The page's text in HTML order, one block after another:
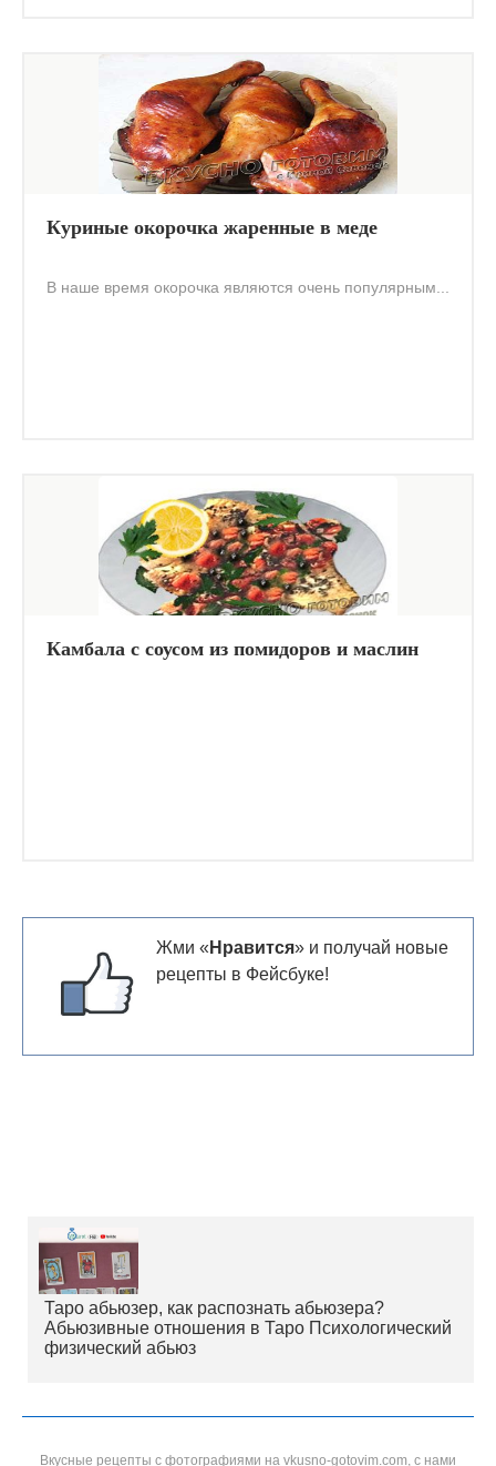
Куриные окорочка жаренные в меде
В наше время окорочка являются очень популярным...
Камбала с соусом из помидоров и маслин
Жми « Нравится» и получай новые
рецепты в Фейсбуке!
Таро абьюзер, как распознать абьюзера?
Абьюзивные отношения в Таро Психологический
физический абьюз
Вкусные рецепты с фотографиями на vkusno-gotovim.com, с нами